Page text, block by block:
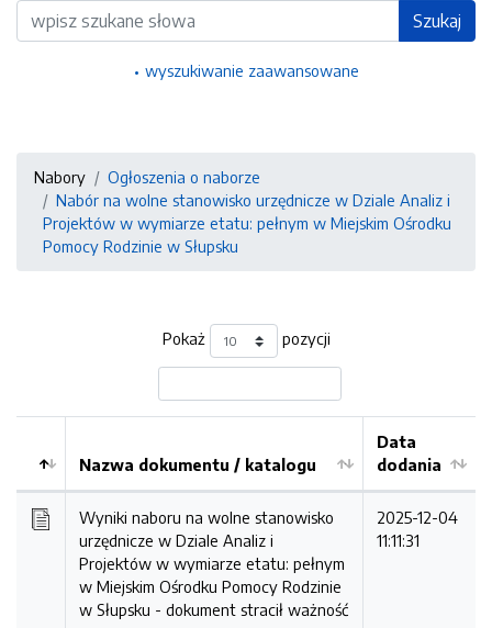
Wyszukiwarka Szukaj
wyszukiwanie zaawansowane
Nabory
Ogłoszenia o naborze
Nabór na wolne stanowisko urzędnicze w Dziale Analiz i
Projektów w wymiarze etatu: pełnym w Miejskim Ośrodku
Pomocy Rodzinie w Słupsku
Pokaż pozycji
Kolejność
Nazwa dokumentu / katalogu
Data
dodania
Wyniki naboru na wolne stanowisko
urzędnicze w Dziale Analiz i
Projektów w wymiarze etatu: pełnym
w Miejskim Ośrodku Pomocy Rodzinie
w Słupsku - dokument stracił ważność
2025-12-04
11:11:31